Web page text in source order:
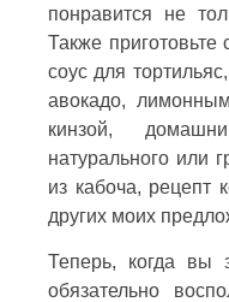
понравится не
Также
соус для
авокадо,
кинзой,
натурального или
из кабоча, рецепт
других моих
Теперь, когда вы
обязательно